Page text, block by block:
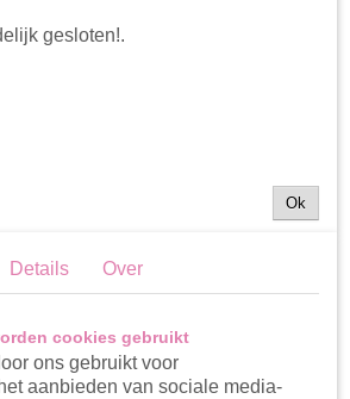
gesloten!.
Ok
Details Over
cookies gebruikt
ons gebruikt voor
aanbieden van sociale media-